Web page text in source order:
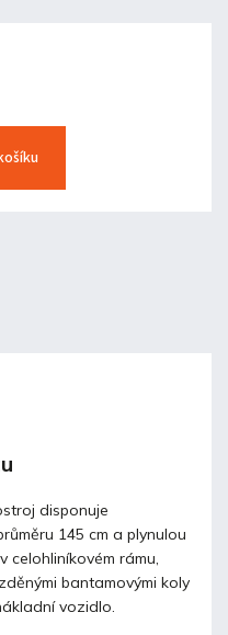
disponuje
145 cm a plynulou
celohliníkovém rámu,
bantamovými koly
vozidlo.